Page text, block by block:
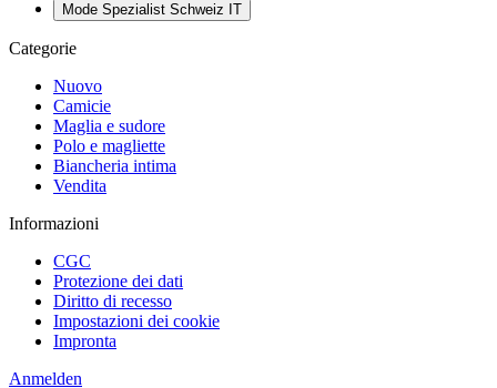
Mode Spezialist Schweiz IT
Categorie
Nuovo
Camicie
Maglia e sudore
Polo e magliette
Biancheria intima
Vendita
Informazioni
CGC
Protezione dei dati
Diritto di recesso
Impostazioni dei cookie
Impronta
Anmelden